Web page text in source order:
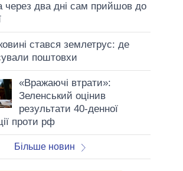
через два дні сам прийшов до
стався землетрус: де
поштовхи
«Вражаючі втрати»:
Зеленський оцінив
результати 40-денної
проти рф
Більше новин